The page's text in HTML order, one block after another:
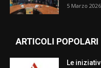
5 Marzo 2026
ARTICOLI POPOLARI
Le